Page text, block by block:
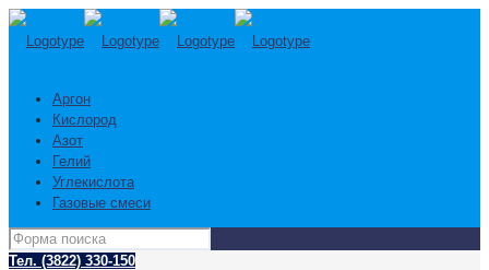
Аргон
Кислород
Азот
Гелий
Углекислота
Газовые смеси
Тел. (3822) 330-150